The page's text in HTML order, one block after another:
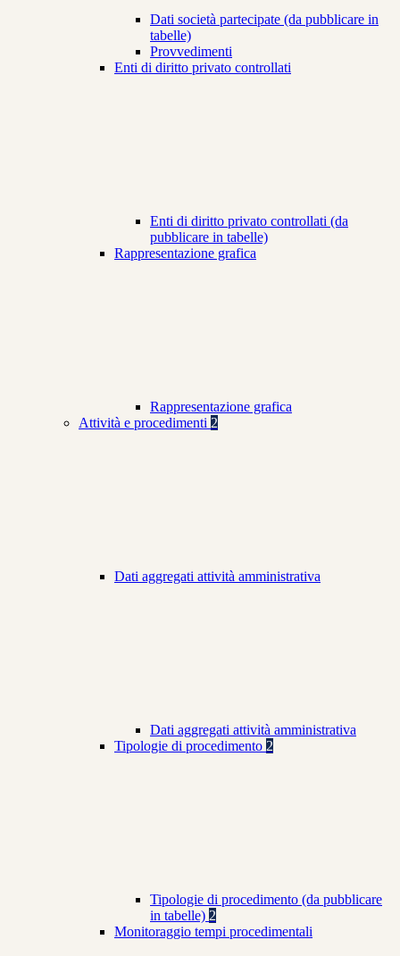
Dati società partecipate (da pubblicare in
tabelle)
Provvedimenti
Enti di diritto privato controllati
Enti di diritto privato controllati (da
pubblicare in tabelle)
Rappresentazione grafica
Rappresentazione grafica
Attività e procedimenti 2
Dati aggregati attività amministrativa
Dati aggregati attività amministrativa
Tipologie di procedimento 2
Tipologie di procedimento (da pubblicare
in tabelle) 2
Monitoraggio tempi procedimentali